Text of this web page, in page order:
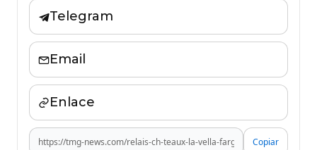
Telegram
Email
Enlace
Copiar